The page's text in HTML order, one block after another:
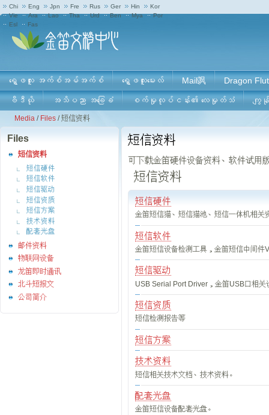
Chi Eng Jpn Fre Rus Ger Hin
Kor
Vie
Ara Lao Tha Urd Ben Mya
Por
Esl
Fas
ရွှေဖလူး အက်စ်အမ်အက်စ် ရွှေဖလူးမေးလ် Mail飒 Dragon
ဗီဒီယို အသိပညာ အခြေခံ စက်မှုလုပ်ငန်း၏ လေမှုတ်သံ ကျွ
Media / Files / 短信资料
Files
短信资料
短信硬件
短信软件
短信驱动
短信资质
短信方案
技术资料
配套光盘
邮件资料
物联网设备
龙笛即时通讯
北斗短报文
公司简介
短信资料
可下载金笛硬件设备资料、软件试用
短信资料
短信硬件
金笛短信猫、短信猫池、短信一体机相关
短信软件
金笛短信设备检测工具，金笛短信中间件
短信驱动
USB Serial Port Driver，金笛USB口相
短信资质
短信检测报告等
短信方案
技术资料
短信相关技术文档、技术资料。
配套光盘
金笛短信设备配套光盘。